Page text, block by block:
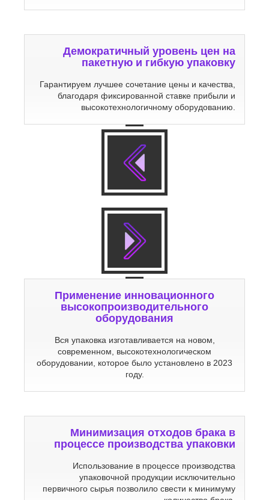
Демократичный уровень цен на
пакетную и гибкую упаковку
Гарантируем лучшее сочетание цены и качества,
благодаря фиксированной ставке прибыли и
высокотехнологичному оборудованию.
Применение инновационного
высокопроизводительного
оборудования
Вся упаковка изготавливается на новом,
современном, высокотехнологическом
оборудовании, которое было установлено в 2023
году.
Минимизация отходов брака в
процессе производства упаковки
Использование в процессе производства
упаковочной продукции исключительно
первичного сырья позволило свести к минимуму